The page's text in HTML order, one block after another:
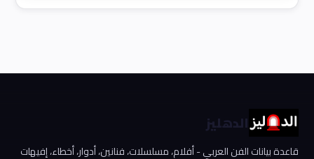
الدهليز
قاعدة بيانات الفن العربي - أفلام، مسلسلات، فنانين، أدوار، أخطاء، إفيهات